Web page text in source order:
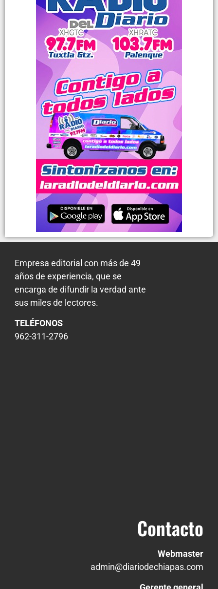
Empresa editorial con más de 49
años de experiencia, que se
encarga de difundir la verdad ante
sus miles de lectores.
TELÉFONOS
962-311-2796
Contacto
Webmaster
admin@diariodechiapas.com